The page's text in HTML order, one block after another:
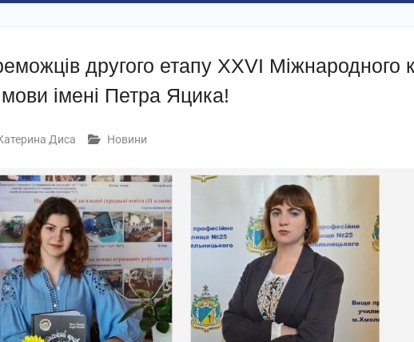
другого етапу ХХVІ Міжнародного
мови імені Петра Яцика!
Диса Новини